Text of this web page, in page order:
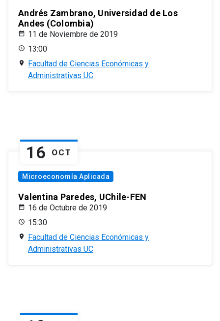
Andrés Zambrano, Universidad de Los
Andes (Colombia)
11 de Noviembre de 2019
13:00
Facultad de Ciencias Económicas y
Administrativas UC
16 OCT
Microeconomía Aplicada
Valentina Paredes, UChile-FEN
16 de Octubre de 2019
15:30
Facultad de Ciencias Económicas y
Administrativas UC